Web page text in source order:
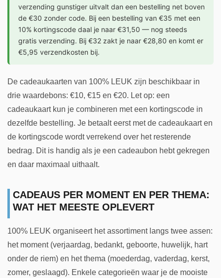
verzending gunstiger uitvalt dan een bestelling net boven
de €30 zonder code. Bij een bestelling van €35 met een
10% kortingscode daal je naar €31,50 — nog steeds
gratis verzending. Bij €32 zakt je naar €28,80 en komt er
€5,95 verzendkosten bij.
De cadeaukaarten van 100% LEUK zijn beschikbaar in
drie waardebons: €10, €15 en €20. Let op: een
cadeaukaart kun je combineren met een kortingscode in
dezelfde bestelling. Je betaalt eerst met de cadeaukaart en
de kortingscode wordt verrekend over het resterende
bedrag. Dit is handig als je een cadeaubon hebt gekregen
en daar maximaal uithaalt.
CADEAUS PER MOMENT EN PER THEMA:
WAT HET MEESTE OPLEVERT
100% LEUK organiseert het assortiment langs twee assen:
het moment (verjaardag, bedankt, geboorte, huwelijk, hart
onder de riem) en het thema (moederdag, vaderdag, kerst,
zomer, geslaagd). Enkele categorieën waar je de mooiste